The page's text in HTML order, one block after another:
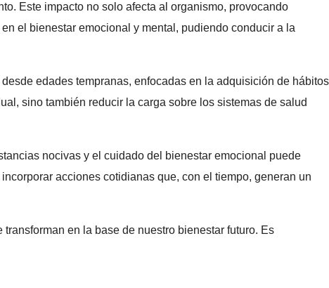
Este impacto no solo afecta al organismo, provocando
el bienestar emocional y mental, pudiendo conducir a la
edades tempranas, enfocadas en la adquisición de hábitos
sino también reducir la carga sobre los sistemas de salud
nocivas y el cuidado del bienestar emocional puede
acciones cotidianas que, con el tiempo, generan un
en la base de nuestro bienestar futuro. Es